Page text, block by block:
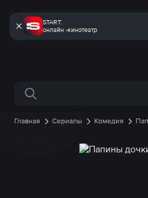
START:
онлайн -кинотеатр
Поиск по сайту
Главная Сериалы Комедия